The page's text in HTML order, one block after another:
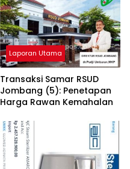
Laporan Utama
Transaksi Samar RSUD
Jombang (5): Penetapan
Harga Rawan Kemahalan